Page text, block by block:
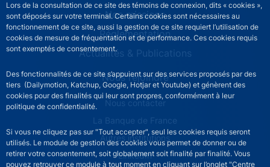
Lors de la consultation de ce site des témoins de connexion, dits « cookies »,
sont déposés sur votre terminal. Certains cookies sont nécessaires au
fonctionnement de ce site, aussi la gestion de ce site requiert l’utilisation de
cookies de mesure de fréquentation et de performance. Ces cookies requis
sont exemptés de consentement.
Des fonctionnalités de ce site s’appuient sur des services proposés par des
tiers (Dailymotion, Katchup, Google, Hotjar et Youtube) et génèrent des
cookies pour des finalités qui leur sont propres, conformément à leur
politique de confidentialité.
Si vous ne cliquez pas sur "Tout accepter", seul les cookies requis seront
utilisés. Le module de gestion des cookies vous permet de donner ou de
retirer votre consentement, soit globalement soit finalité par finalité. Vous
pouvez retrouver ce module à tout moment en cliquant sur l’onglet "Centre
Nos missions
Réglementation
Actualités & Publications
Nous rejoindre
ACPR footer secondary menu (French)
Nous contacter
La Banque de France
Autres institutions
LinkedIn